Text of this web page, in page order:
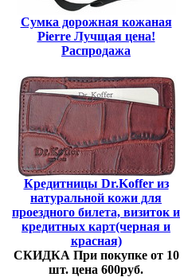
Сумка дорожная кожаная
Pierre Лучщая цена!
Распродажа
Кредитницы Dr.Koffer из
натуральной кожи для
проездного билета, визиток и
кредитных карт(черная и
красная)
СКИДКА При покупке от 10
шт. цена 600руб.